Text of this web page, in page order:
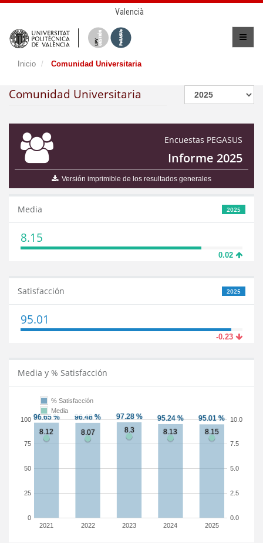
Valencià
Inicio Comunidad Universitaria
Comunidad Universitaria
Encuestas PEGASUS
Informe 2025
Versión imprimible de los resultados generales
2025
Media
8.15
0.02
2025
Satisfacción
95.01
-0.23
Media y % Satisfacción
2021 2022 2023 2024 2025
0
25
50
75
100
0.0
2.5
5.0
7.5
10.0
% Satisfacción
Media